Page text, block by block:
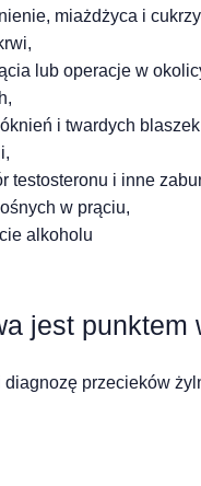
miażdżyca i
lub operacje w
i twardych
testosteronu i inne
w prąciu,
alkoholu
jest
przecieków